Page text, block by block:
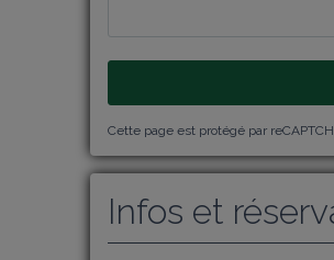
Cette page est protégé par
Infos et